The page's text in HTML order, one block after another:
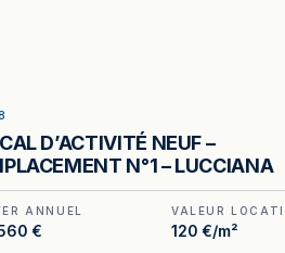
ILLUSTRATION GÉNÉRÉE
D’ACTIVITÉ NEUF –
N°1 – LUCCIANA
ANNUEL
€
VALEUR
120 €/m²